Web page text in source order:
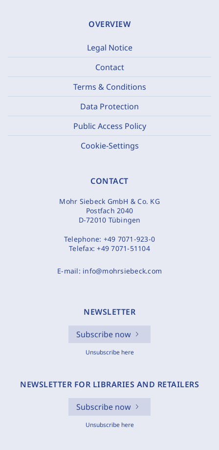
OVERVIEW
Legal Notice
Contact
Terms & Conditions
Data Protection
Public Access Policy
Cookie-Settings
CONTACT
Mohr Siebeck GmbH & Co. KG
Postfach 2040
D-72010 Tübingen
Telephone: +49 7071-923-0
Telefax:+49 7071-51104
E-mail: info@mohrsiebeck.com
NEWSLETTER
Subscribe now
Unsubscribe here
NEWSLETTER FOR LIBRARIES AND RETAILERS
Subscribe now
Unsubscribe here